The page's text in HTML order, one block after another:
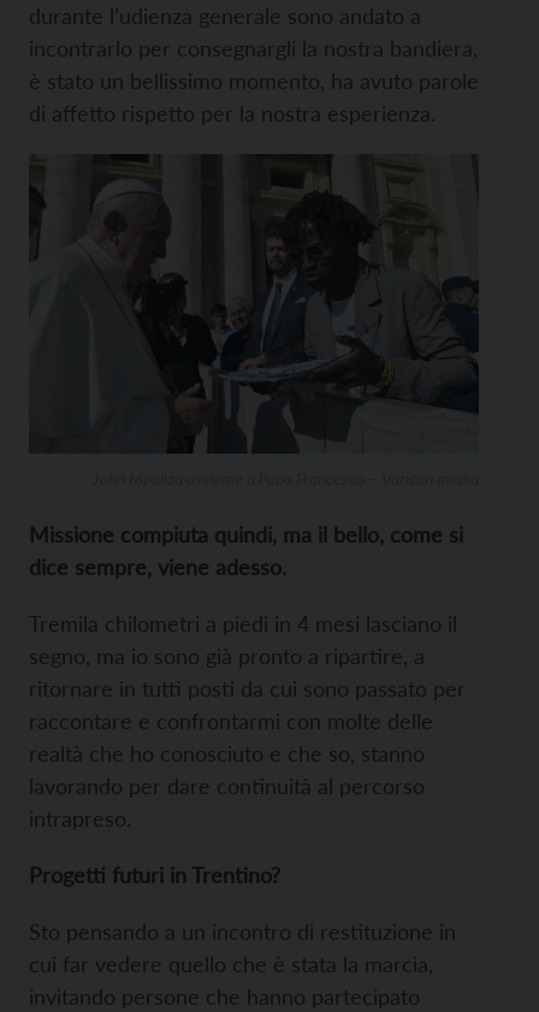
durante l’udienza generale sono andato a
incontrarlo per consegnargli la nostra bandiera,
è stato un bellissimo momento, ha avuto parole
di affetto rispetto per la nostra esperienza.
Missione compiuta quindi, ma il bello, come si
dice sempre, viene adesso.
Tremila chilometri a piedi in 4 mesi lasciano il
segno, ma io sono già pronto a ripartire, a
ritornare in tutti posti da cui sono passato per
raccontare e confrontarmi con molte delle
realtà che ho conosciuto e che so, stanno
lavorando per dare continuità al percorso
intrapreso.
Progetti futuri in Trentino?
Sto pensando a un incontro di restituzione in
cui far vedere quello che è stata la marcia,
invitando persone che hanno partecipato